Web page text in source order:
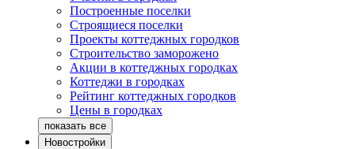
Построенные поселки
Строящиеся поселки
Проекты коттеджных городков
Строительство заморожено
Акции в коттеджных городках
Коттеджи в городках
Рейтинг коттеджных городков
Цены в городках
Новостройки